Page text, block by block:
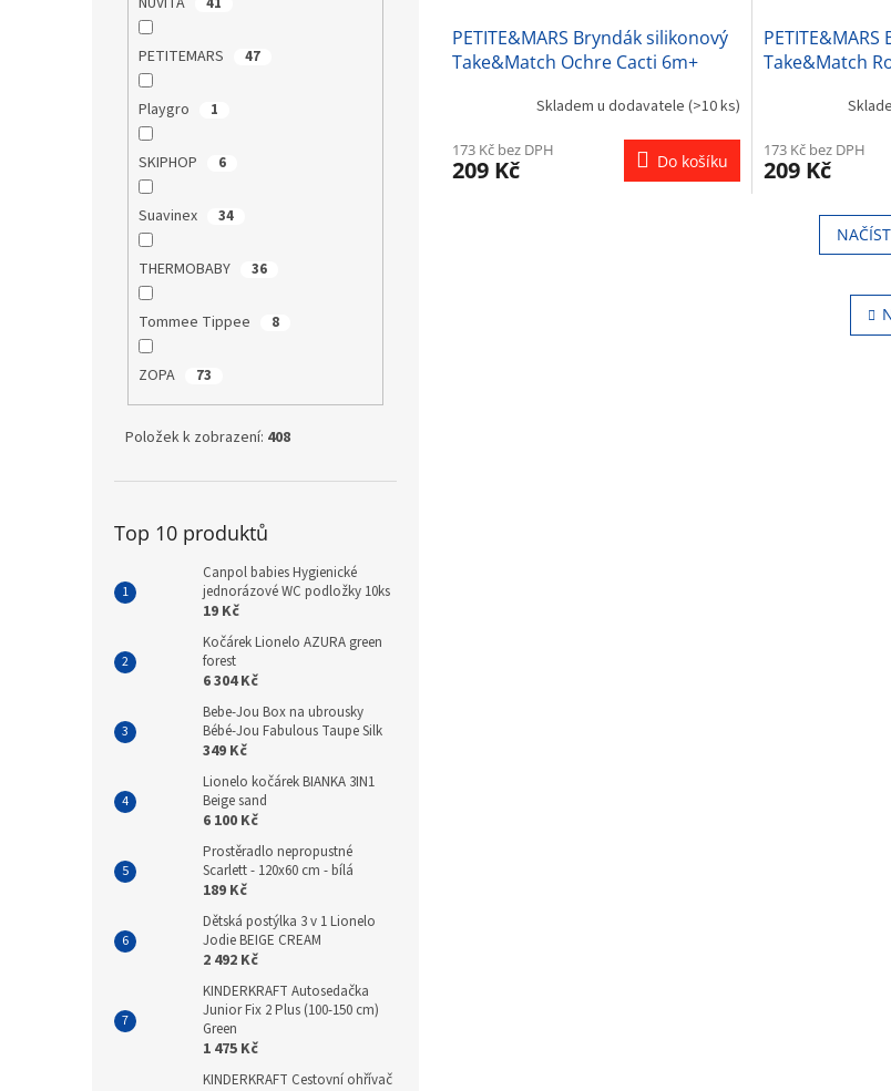
PETITEMARS 47
Playgro 1
SKIPHOP 6
Suavinex 34
THERMOBABY 36
Tommee Tippee 8
ZOPA 73
Položek k zobrazení: 408
Top 10 produktů
Canpol babies Hygienické
jednorázové WC podložky 10ks
19 Kč
Kočárek Lionelo AZURA green
forest
6 304 Kč
Bebe-Jou Box na ubrousky
Bébé-Jou Fabulous Taupe Silk
349 Kč
Lionelo kočárek BIANKA 3IN1
Beige sand
6 100 Kč
Prostěradlo nepropustné
Scarlett - 120x60 cm - bílá
189 Kč
Dětská postýlka 3 v 1 Lionelo
Jodie BEIGE CREAM
2 492 Kč
KINDERKRAFT Autosedačka
Junior Fix 2 Plus (100-150 cm)
Green
1 475 Kč
KINDERKRAFT Cestovní ohřívač
PETITE&MARS Bryndák silikonový
Take&Match Ochre Cacti 6m+
Skladem u dodavatele (>10 ks)
173 Kč bez DPH
209 Kč Do košíku
Take&Match
173 Kč bez DPH
209 Kč